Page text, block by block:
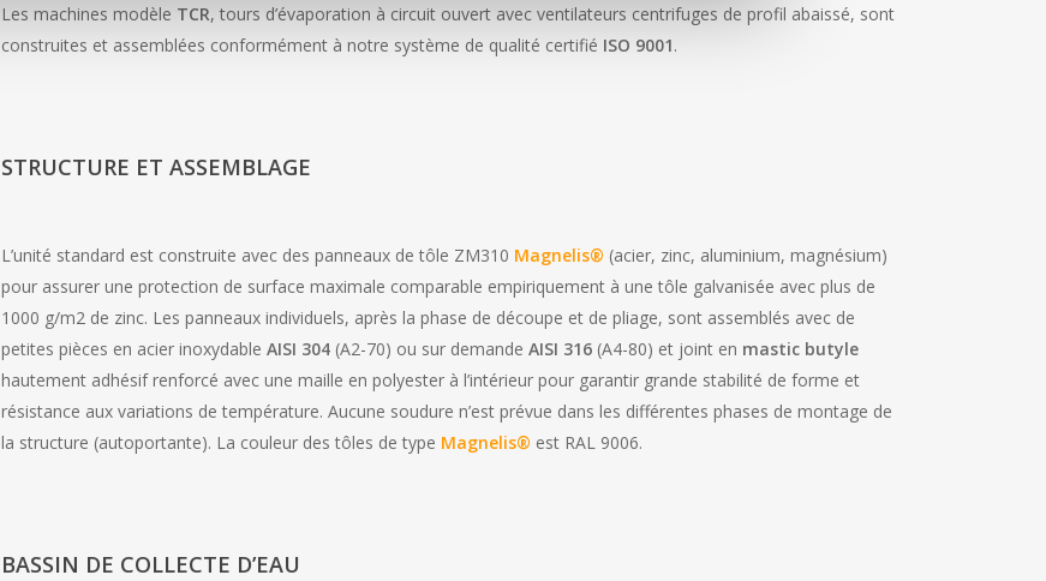
Les machines modèle TCR, tours d’évaporation à circuit ouvert avec ventilateurs centrifuges de profil abaissé, sont
construites et assemblées conformément à notre système de qualité certifié ISO 9001.
STRUCTURE ET ASSEMBLAGE
L’unité standard est construite avec des panneaux de tôle ZM310 Magnelis® (acier, zinc, aluminium, magnésium)
pour assurer une protection de surface maximale comparable empiriquement à une tôle galvanisée avec plus de
1000 g/m2 de zinc. Les panneaux individuels, après la phase de découpe et de pliage, sont assemblés avec de
petites pièces en acier inoxydableAISI 304 (A2-70) ou sur demandeAISI 316 (A4-80) et joint en mastic butyle
hautement adhésif renforcé avec une maille en polyester à l’intérieur pour garantir grande stabilité de forme et
résistance aux variations de température. Aucune soudure n’est prévue dans les différentes phases de montage de
la structure (autoportante). La couleur des tôles de type Magnelis® est RAL 9006.
BASSIN DE COLLECTE D’EAU